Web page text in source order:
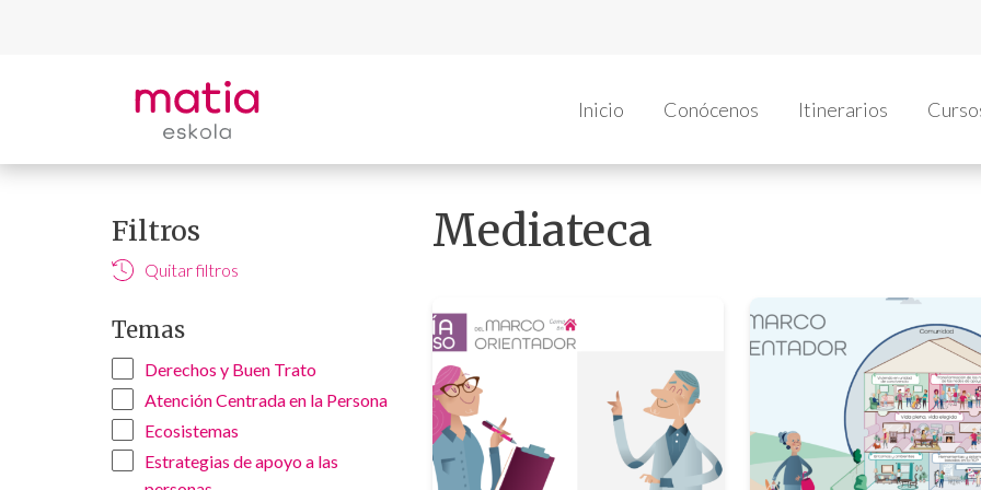
Inicio Conócenos Itinerarios
Filtros
Quitar filtros
Temas
Derechos y Buen Trato
Atención Centrada en la Persona
Ecosistemas
Estrategias de apoyo a las
Mediateca